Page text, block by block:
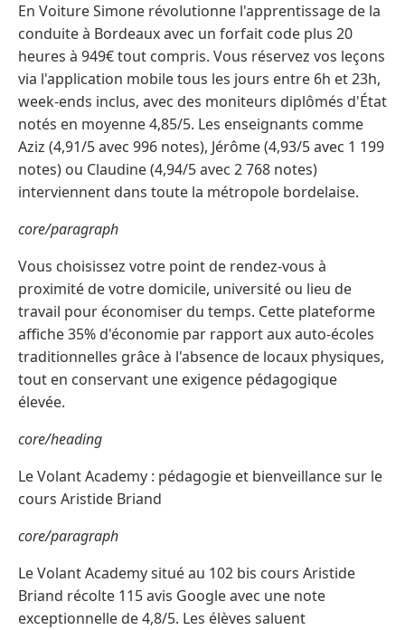
En Voiture Simone révolutionne l'apprentissage de la
conduite à Bordeaux avec un forfait code plus 20
heures à 949€ tout compris. Vous réservez vos leçons
via l'application mobile tous les jours entre 6h et 23h,
week-ends inclus, avec des moniteurs diplômés d'État
notés en moyenne 4,85/5. Les enseignants comme
Aziz (4,91/5 avec 996 notes), Jérôme (4,93/5 avec 1 199
notes) ou Claudine (4,94/5 avec 2 768 notes)
interviennent dans toute la métropole bordelaise.
core/paragraph
Vous choisissez votre point de rendez-vous à
proximité de votre domicile, université ou lieu de
travail pour économiser du temps. Cette plateforme
affiche 35% d'économie par rapport aux auto-écoles
traditionnelles grâce à l'absence de locaux physiques,
tout en conservant une exigence pédagogique
élevée.
core/heading
Le Volant Academy : pédagogie et bienveillance sur le
cours Aristide Briand
core/paragraph
Le Volant Academy situé au 102 bis cours Aristide
Briand récolte 115 avis Google avec une note
exceptionnelle de 4,8/5. Les élèves saluent